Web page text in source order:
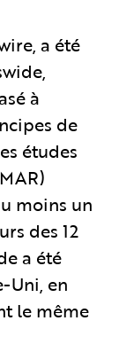
a été
à
de
études
moins un
des 12
a été
Uni, en
le même